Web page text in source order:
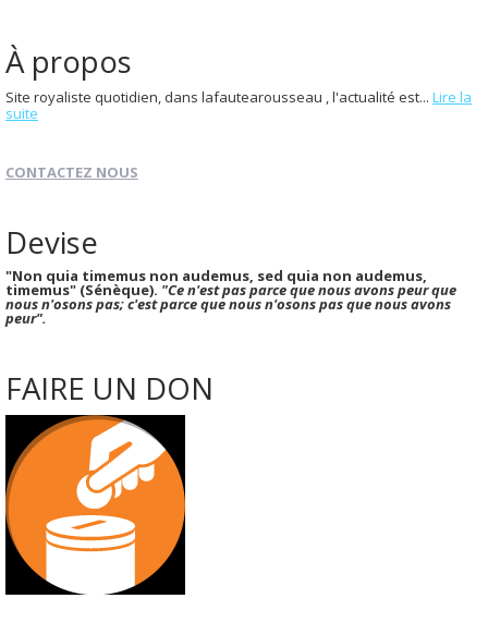
À propos
Site royaliste quotidien, dans lafautearousseau , l'actualité est... Lire la
suite
CONTACTEZ NOUS
Devise
"Non quia timemus non audemus, sed quia non audemus,
timemus" (Sénèque). "Ce n'est pas parce que nous avons peur que
nous n'osons pas; c'est parce que nous n'osons pas que nous avons
peur".
FAIRE UN DON